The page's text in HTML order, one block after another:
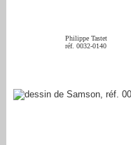
Philippe Tastet
réf. 0032-0140